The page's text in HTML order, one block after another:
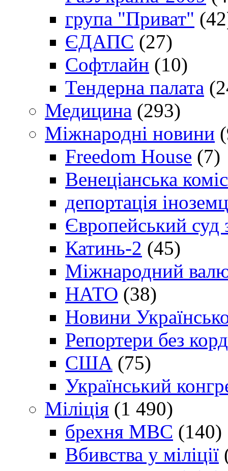
група "Приват"
ЄДАПС (27)
Софтлайн (10)
Тендерна палата
Медицина (293)
Міжнародні новини
Freedom House (7)
Венеціанська
депортація
Європейський
Катинь-2 (45)
Міжнародний
НАТО (38)
Новини
Репортери без
США (75)
Український
Міліція (1 490)
брехня МВС (140)
Вбивства у міліції